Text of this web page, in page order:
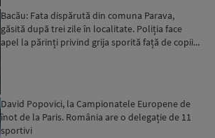
Bacău: Fata dispărută din comuna Parava,
găsită după trei zile în localitate. Poliția face
apel la părinți privind grija sporită față de copii...
David Popovici, la Campionatele Europene de
înot de la Paris. România are o delegație de 11
sportivi